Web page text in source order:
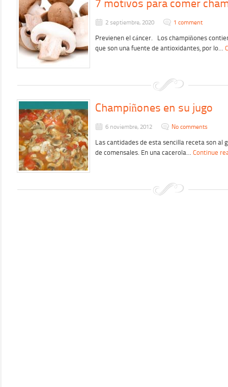
7 motivos para comer
2 septiembre, 2020 1 comment
Previenen el cáncer. Los champiñones
que son una fuente de antioxidantes, por lo…
Champiñones en su jugo
6 noviembre, 2012 No comments
Las cantidades de esta sencilla receta son al
de comensales. En una cacerola… Continue